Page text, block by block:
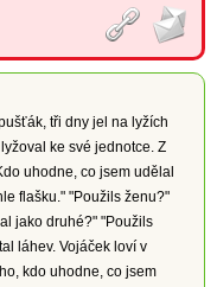
tři dny jel na lyžích
ke své jednotce. Z
uhodne, co jsem udělal
flašku." "Použils ženu?"
jako druhé?" "Použils
láhev. Vojáček loví v
kdo uhodne, co jsem